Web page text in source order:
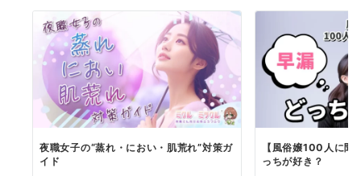
夜職女子の“蒸れ・におい・肌荒れ”対策ガ
イド
【風俗嬢100人に聞
っちが好き？